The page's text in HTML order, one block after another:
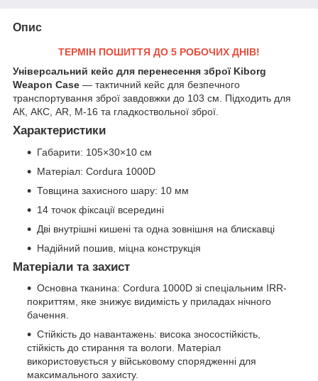
Опис
ТЕРМІН ПОШИТТЯ ДО 5 РОБОЧИХ ДНІВ!
Універсальний кейс для перенесення зброї Kiborg
Weapon Case — тактичний кейс для безпечного
транспортування зброї завдовжки до 103 см. Підходить для
АК, АКС, AR, M-16 та гладкоствольної зброї.
Характеристики
Габарити: 105×30×10 см
Матеріал: Cordura 1000D
Товщина захисного шару: 10 мм
14 точок фіксації всередині
Дві внутрішні кишені та одна зовнішня на блискавці
Надійний пошив, міцна конструкція
Матеріали та захист
Основна тканина: Cordura 1000D зі спеціальним IRR-
покриттям, яке знижує видимість у приладах нічного
бачення.
Стійкість до навантажень: висока зносостійкість,
стійкість до стирання та вологи. Матеріал
використовується у військовому спорядженні для
максимального захисту.